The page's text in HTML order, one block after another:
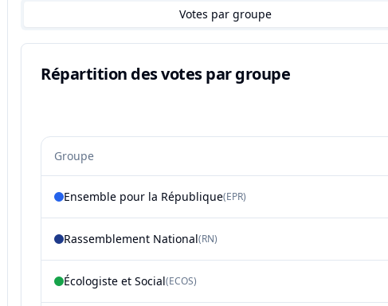
Votes par groupe
Répartition des votes par groupe
Groupe
Ensemble pour la République(EPR)
Rassemblement National(RN)
Écologiste et Social(ECOS)